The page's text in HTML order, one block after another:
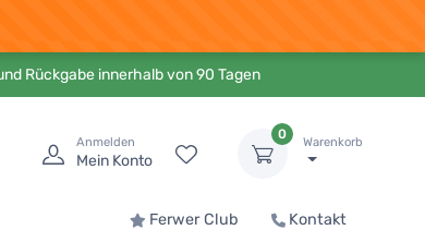
Rückgabe innerhalb von 90 Tagen
Anmelden
Mein Konto
0
Warenkorb
Ferwer Club Kontakt